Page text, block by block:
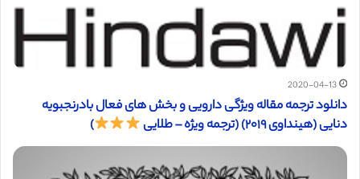
2020-04-13
دانلود ترجمه مقاله ویژگی دارویی و بخش های فعال بادرنجبویه
دنایی (هینداوی ۲۰۱۹) (ترجمه ویژه – طلایی
)